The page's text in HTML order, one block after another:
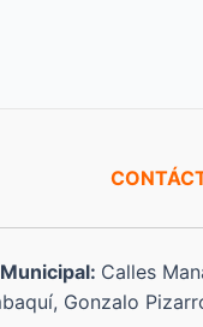
Calles
Gonzalo